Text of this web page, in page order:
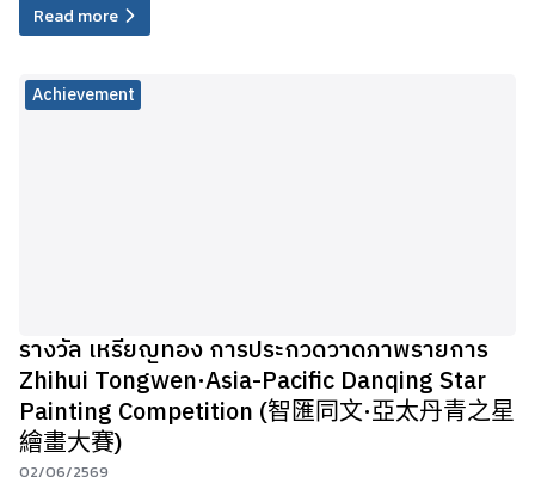
Read more
Achievement
รางวัล เหรียญทอง การประกวดวาดภาพรายการ
Zhihui Tongwen·Asia-Pacific Danqing Star
Painting Competition (智匯同文·亞太丹青之星
繪畫大賽)
02/06/2569